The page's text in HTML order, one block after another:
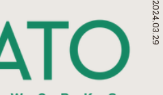
2024.03.29